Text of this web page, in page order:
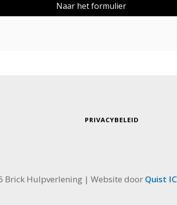
Naar het formulier
PRIVACYBELEID
Brick Hulpverlening | Website door Quist